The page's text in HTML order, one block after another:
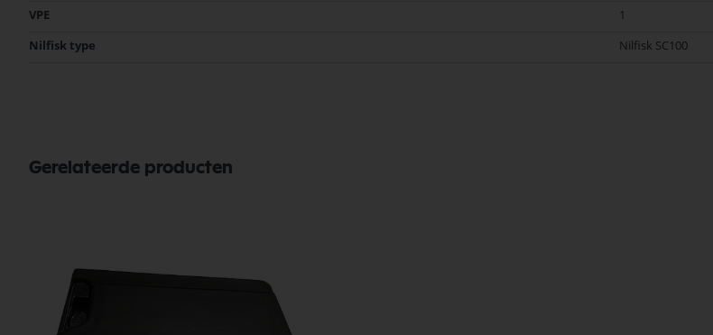
VPE
1
Nilfisk type
Nilfisk SC100
Gerelateerde producten